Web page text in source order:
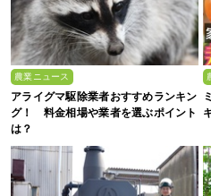
農業ニュース
アライグマ駆除業者おすすめランキン
グ！ 料金相場や業者を選ぶポイント
は？